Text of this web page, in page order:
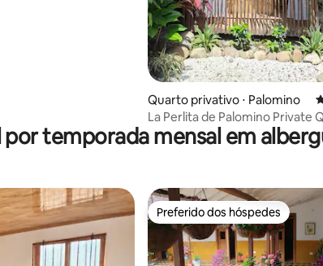
Quarto privativo ⋅ Palomino
La Perlita de Palomino Private
Cabin (Coral) - Cabana
Privativa
temporada mensal em
Preferido dos hóspedes
Preferido dos hóspedes